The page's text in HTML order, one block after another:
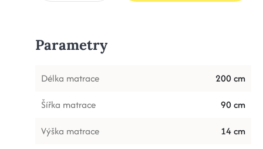
Parametry
Délka matrace
200 cm
Šířka matrace
90 cm
Výška matrace
14 cm